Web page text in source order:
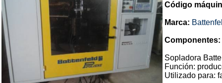
Código
Marca:
Componentes:
Sopladora
Función:
Utilizado para: